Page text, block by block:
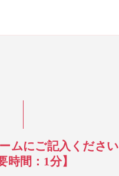
ムにご記入ください
時間：1分】